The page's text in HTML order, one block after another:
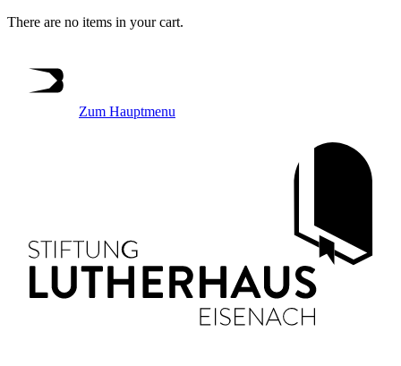
There are no items in your cart.
Zum Hauptmenu